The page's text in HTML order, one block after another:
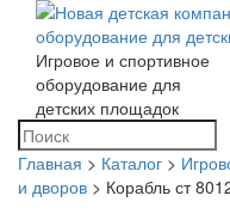
Игровое и спортивное
оборудование для
детских площадок
Главная > Каталог >
и дворов > Корабль ст